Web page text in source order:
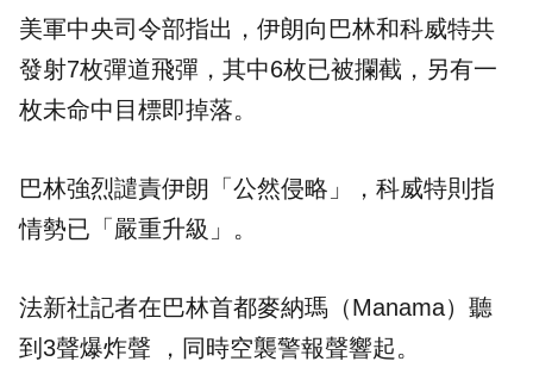
美軍中央司令部指出，伊朗向巴林和科威特共
發射7枚彈道飛彈，其中6枚已被攔截，另有一
枚未命中目標即掉落。
巴林強烈譴責伊朗「公然侵略」，科威特則指
情勢已「嚴重升級」。
法新社記者在巴林首都麥納瑪（Manama）聽
到3聲爆炸聲 ，同時空襲警報聲響起。